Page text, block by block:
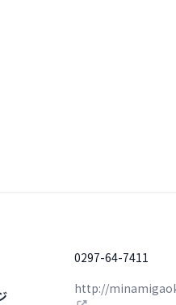
0297-64-7411
http://